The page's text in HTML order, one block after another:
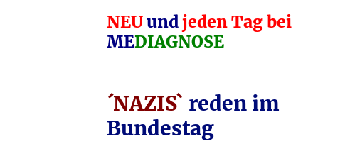
NEUundjeden Tag bei
MEDIAGNOSE
´NAZIS` reden im
Bundestag